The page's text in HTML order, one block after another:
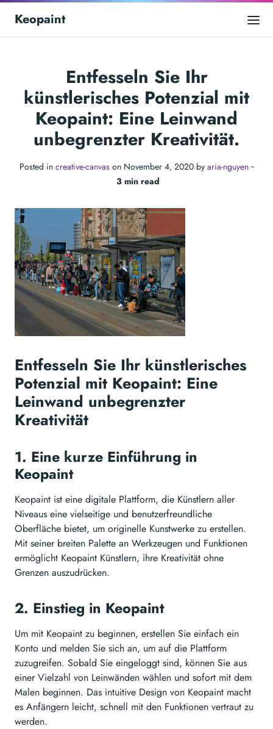
Keopaint
Entfesseln Sie Ihr
künstlerisches Potenzial mit
Keopaint: Eine Leinwand
unbegrenzter Kreativität.
Posted in creative-canvason November 4, 2020 by aria-nguyen‐
3 min read
Entfesseln Sie Ihr künstlerisches
Potenzial mit Keopaint: Eine
Leinwand unbegrenzter
Kreativität
1. Eine kurze Einführung in
Keopaint
Keopaint ist eine digitale Plattform, die Künstlern aller
Niveaus eine vielseitige und benutzerfreundliche
Oberfläche bietet, um originelle Kunstwerke zu erstellen.
Mit seiner breiten Palette an Werkzeugen und Funktionen
ermöglicht Keopaint Künstlern, ihre Kreativität ohne
Grenzen auszudrücken.
2. Einstieg in Keopaint
Um mit Keopaint zu beginnen, erstellen Sie einfach ein
Konto und melden Sie sich an, um auf die Plattform
zuzugreifen. Sobald Sie eingeloggt sind, können Sie aus
einer Vielzahl von Leinwänden wählen und sofort mit dem
Malen beginnen. Das intuitive Design von Keopaint macht
es Anfängern leicht, schnell mit den Funktionen vertraut zu
werden.